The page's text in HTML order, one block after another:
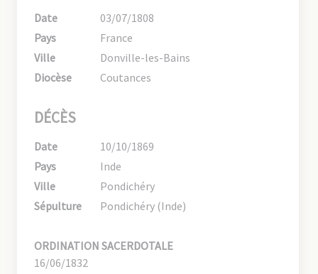
Date
03/07/1808
Pays
France
Ville
Donville-les-Bains
Diocèse
Coutances
DÉCÈS
Date
10/10/1869
Pays
Inde
Ville
Pondichéry
Sépulture
Pondichéry (Inde)
ORDINATION SACERDOTALE
16/06/1832